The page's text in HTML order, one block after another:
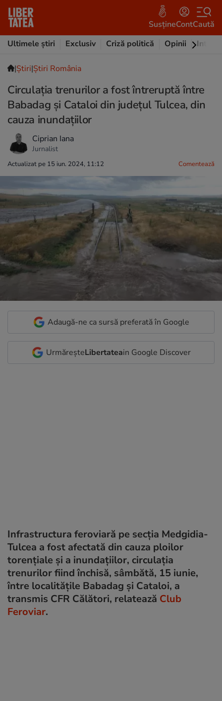
SusțineContCaută
Ultimele știri
Exclusiv Criză politică Opinii
|Ştiri|Știri România
Circulația trenurilor a fost întreruptă între
Babadag și Cataloi din județul Tulcea, din
cauza inundațiilor
Ciprian Iana
Jurnalist
Actualizat pe 15 iun. 2024, 11:12 Comentează
Adaugă-ne ca sursă preferată în Google
UrmăreșteLibertateain Google Discover
Infrastructura feroviară pe secția Medgidia-
Tulcea a fost afectată din cauza ploilor
torențiale și a inundațiilor, circulația
trenurilor fiind închisă, sâmbătă, 15 iunie,
între localitățile Babadag și Cataloi, a
transmis CFR Călători, relatează Club
Feroviar.